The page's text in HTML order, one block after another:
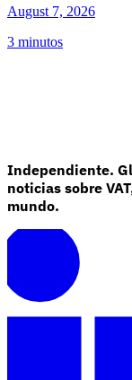
August 7, 2026
3 minutos
Independiente.
noticias sobre
mundo.